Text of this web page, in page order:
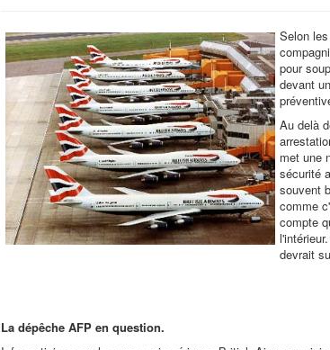
Selon
pour
devant
Au delà
met une
sécurité
souvent
comme
compte
devrait
La dépêche AFP en question.